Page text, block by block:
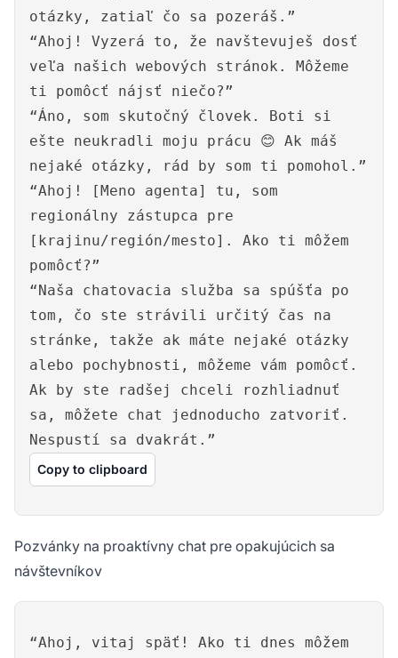
otázky, zatiaľ čo sa pozeráš.”
“Ahoj! Vyzerá to, že navštevuješ dosť
veľa našich webových stránok. Môžeme
ti pomôcť nájsť niečo?”
“Áno, som skutočný človek. Boti si
ešte neukradli moju prácu 😊 Ak máš
nejaké otázky, rád by som ti pomohol.”
“Ahoj! [Meno agenta] tu, som
regionálny zástupca pre
[krajinu/región/mesto]. Ako ti môžem
pomôcť?”
“Naša chatovacia služba sa spúšťa po
tom, čo ste strávili určitý čas na
stránke, takže ak máte nejaké otázky
alebo pochybnosti, môžeme vám pomôcť.
Ak by ste radšej chceli rozhliadnuť
sa, môžete chat jednoducho zatvoriť.
Nespustí sa dvakrát.”
Copy to clipboard
Pozvánky na proaktívny chat pre opakujúcich sa
návštevníkov
“Ahoj, vitaj späť! Ako ti dnes môžem